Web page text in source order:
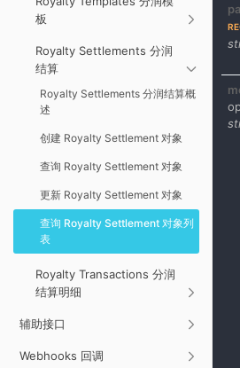
板
Royalty Settlements 分润
结算
Royalty Settlements 分润结算概
述
创建 Royalty Settlement 对象
查询 Royalty Settlement 对象
更新 Royalty Settlement 对象
查询 Royalty Settlement 对象列
表
Royalty Transactions 分润
结算明细
辅助接口
Webhooks 回调